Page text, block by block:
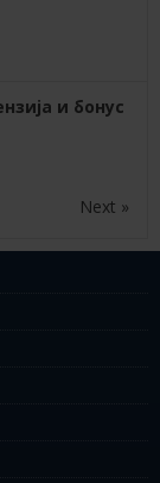
и бонус
Next »